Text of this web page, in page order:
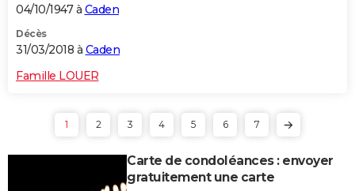
04/10/1947 à Caden
Décès
31/03/2018 à Caden
Famille LOUER
1 2 3 4 5 6 7
Carte de condoléances : envoyer
gratuitement une carte